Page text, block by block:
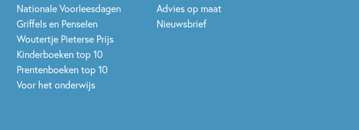
Nationale Voorleesdagen
Griffels en Penselen
Woutertje Pieterse Prijs
Kinderboeken top 10
Prentenboeken top 10
Voor het onderwijs
Advies op maat
Nieuwsbrief